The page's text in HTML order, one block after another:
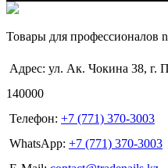
Товары для профессионалов
Адрес: ул. Ак. Чокина 38, г.
140000
Телефон: +7 (771) 370-3003
WhatsApp: +7 (771) 370-3003